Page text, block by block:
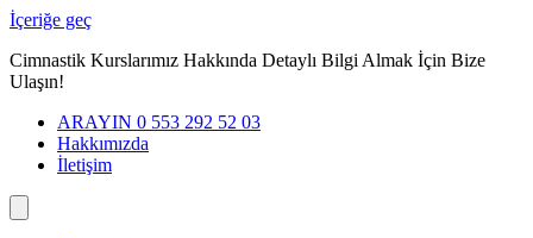
İçeriğe geç
Cimnastik Kurslarımız Hakkında Detaylı Bilgi Almak İçin Bize
Ulaşın!
ARAYIN 0 553 292 52 03
Hakkımızda
İletişim